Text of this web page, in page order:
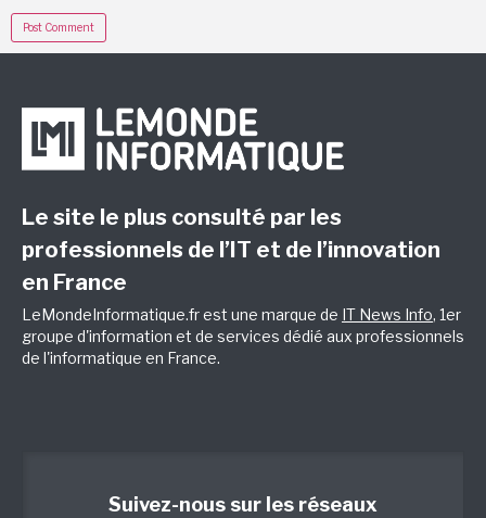
Le site le plus consulté par les
professionnels de l’IT et de l’innovation
en France
LeMondeInformatique.fr est une marque de IT News Info, 1er
groupe d'information et de services dédié aux professionnels
de l'informatique en France.
Suivez-nous sur les réseaux